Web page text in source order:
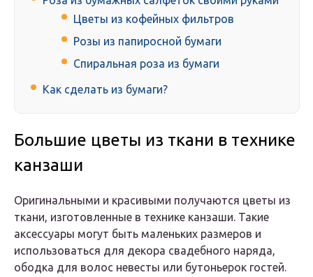
Цветы из кофейных фильтров
Розы из папиросной бумаги
Спиральная роза из бумаги
Как сделать из бумаги?
Большие цветы из ткани в технике
канзаши
Оригинальными и красивыми получаются цветы из
ткани, изготовленные в технике канзаши. Такие
аксессуары могут быть маленьких размеров и
использоваться для декора свадебного наряда,
ободка для волос невесты или бутоньерок гостей.